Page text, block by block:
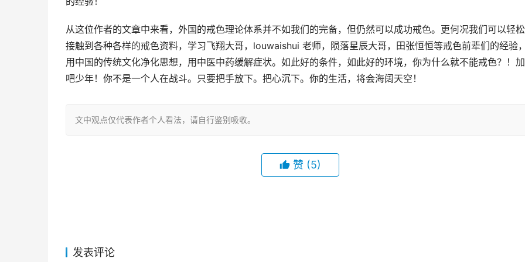
从这位作者的文章中来看，外国的戒色理论体系并不如我们的完备，但仍然可以成功戒色。更何况我们可以轻
接触到各种各样的戒色资料，学习飞翔大哥，louwaishui 老师，陨落星辰大哥，田张恒恒等戒色前辈们的经验，
用中国的传统文化净化思想，用中医中药缓解症状。如此好的条件，如此好的环境，你为什么就不能戒色？！
吧少年！你不是一个人在战斗。只要把手放下。把心沉下。你的生活，将会海阔天空！
文中观点仅代表作者个人看法，请自行鉴别吸收。
赞 (5)
发表评论